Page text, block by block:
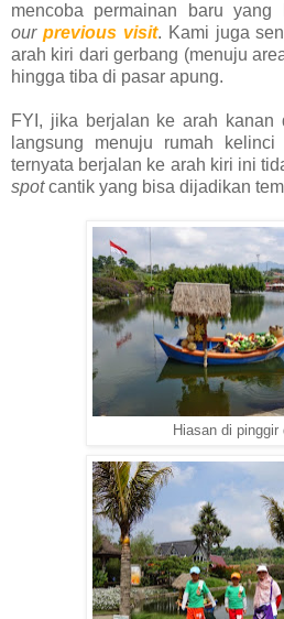
mencoba permainan baru
our previous visit. Kami juga
arah kiri dari gerbang (menuju
hingga tiba di pasar apung.
FYI, jika berjalan ke arah kanan
langsung menuju rumah
ternyata berjalan ke arah kiri ini
spotcantik yang bisa dijadikan
Hiasan di pinggir